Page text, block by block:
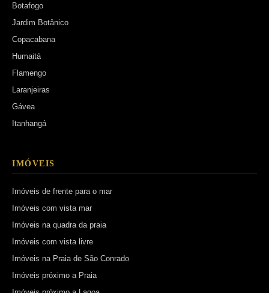
Botafogo
Jardim Botânico
Copacabana
Humaitá
Flamengo
Laranjeiras
Gávea
Itanhangá
IMÓVEIS
Imóveis de frente para o mar
Imóveis com vista mar
Imóveis na quadra da praia
Imóveis com vista livre
Imóveis na Praia de São Conrado
Imóveis próximo a Praia